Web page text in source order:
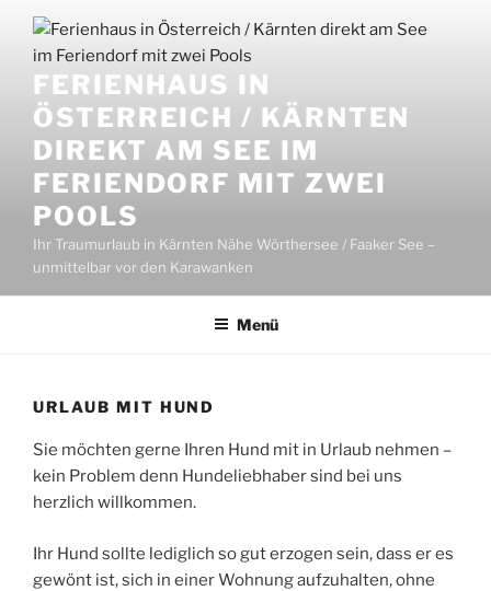
Zum
Inhalt
springen
FERIENHAUS IN
ÖSTERREICH / KÄRNTEN
DIREKT AM SEE IM
FERIENDORF MIT ZWEI
POOLS
Ihr Traumurlaub in Kärnten Nähe Wörthersee / Faaker See –
unmittelbar vor den Karawanken
Menü
URLAUB MIT HUND
Sie möchten gerne Ihren Hund mit in Urlaub nehmen –
kein Problem denn Hundeliebhaber sind bei uns
herzlich willkommen.
Ihr Hund sollte lediglich so gut erzogen sein, dass er es
gewönt ist, sich in einer Wohnung aufzuhalten, ohne